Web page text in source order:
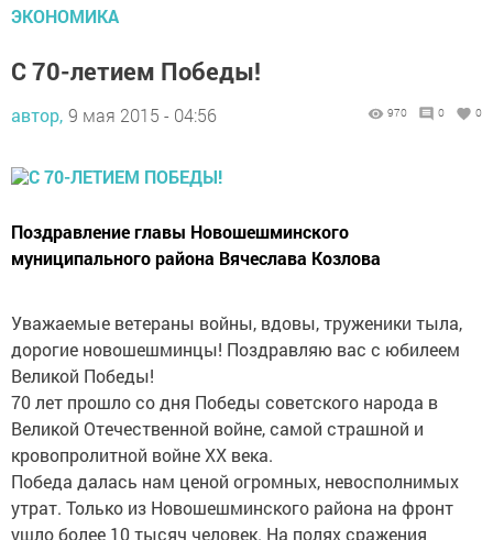
ЭКОНОМИКА
С 70-летием Победы!
автор, 9 мая 2015 - 04:56 970 0 0
Поздравление главы Новошешминского
муниципального района Вячеслава Козлова
Уважаемые ветераны войны, вдовы, труженики тыла,
дорогие новошешминцы! Поздравляю вас с юбилеем
Великой Победы!
70 лет прошло со дня Победы советского народа в
Великой Отечественной войне, самой страшной и
кровопролитной войне ХХ века.
Победа далась нам ценой огромных, невосполнимых
утрат. Только из Новошешминского района на фронт
ушло более 10 тысяч человек. На полях сражения